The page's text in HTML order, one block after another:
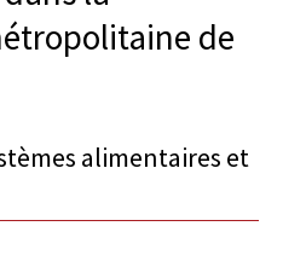
de
alimentaires et